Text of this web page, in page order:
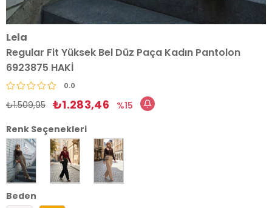
Lela
Regular Fit Yüksek Bel Düz Paça Kadın Pantolon
6923875 HAKİ
0.0
₺1.509,95 ₺1.283,46
15
Renk Seçenekleri
Beden